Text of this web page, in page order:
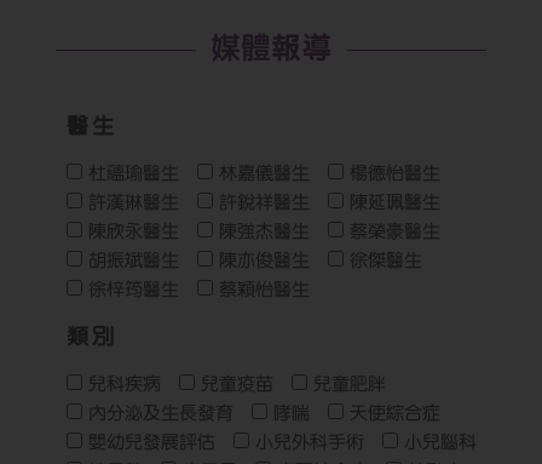
媒體報導
醫生
杜蘊瑜醫生 林嘉儀醫生
楊德怡醫生
許漢琳醫生
許銳祥醫生
陳延珮醫生
陳欣永醫生
陳強杰醫生
蔡榮豪醫生
胡振斌醫生
陳亦俊醫生
徐傑醫生
徐梓筠醫生
蔡穎怡醫生
類別
兒科疾病 兒童疫苗
兒童肥胖
內分泌及生長發育
哮喘
天使綜合症
嬰幼兒發展評估
小兒外科手術
小兒腦科